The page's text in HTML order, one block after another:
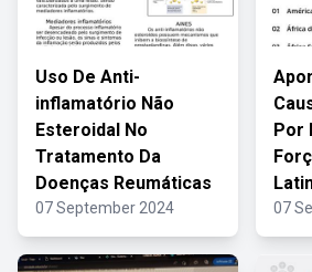
Uso De Anti-
inflamatório Não
Esteroidal No
Tratamento Da
Doenças Reumáticas
07 September 2024
Por
07